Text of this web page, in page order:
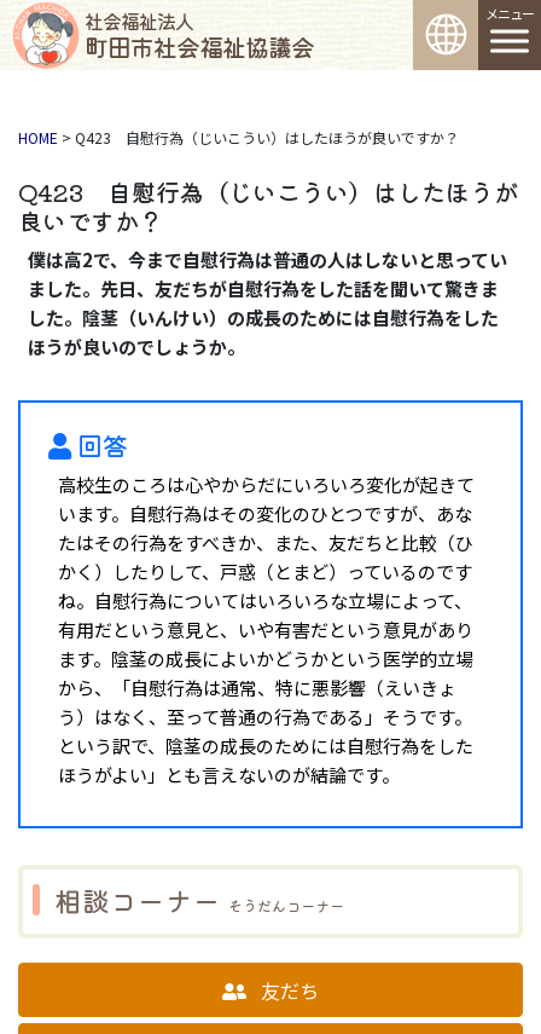
社会福祉法人
町田市社会福祉協議会
コンテンツへスキップ
メインナビゲーション
HOME > Q423 自慰行為（じいこうい）はしたほうが良いですか？
Q423 自慰行為（じいこうい）はしたほうが
良いですか？
僕は高2で、今まで自慰行為は普通の人はしないと思ってい
ました。先日、友だちが自慰行為をした話を聞いて驚きま
した。陰茎（いんけい）の成長のためには自慰行為をした
ほうが良いのでしょうか。
回答
高校生のころは心やからだにいろいろ変化が起きて
います。自慰行為はその変化のひとつですが、あな
たはその行為をすべきか、また、友だちと比較（ひ
かく）したりして、戸惑（とまど）っているのです
ね。自慰行為についてはいろいろな立場によって、
有用だという意見と、いや有害だという意見があり
ます。陰茎の成長によいかどうかという医学的立場
から、「自慰行為は通常、特に悪影響（えいきょ
う）はなく、至って普通の行為である」そうです。
という訳で、陰茎の成長のためには自慰行為をした
ほうがよい」とも言えないのが結論です。
相談コーナー そうだんコーナー
友だち